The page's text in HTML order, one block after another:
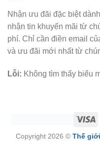
Nhận ưu đãi đặc biệt
nhận tin khuyến mãi từ
phí. Chỉ cần điền email
và ưu đãi mới nhất từ
Lỗi: Không tìm thấy biểu
Copyright 2026 © Thế